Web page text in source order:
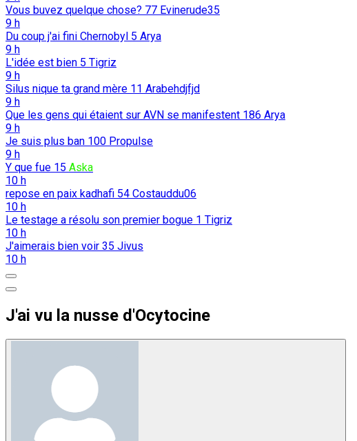
Vous buvez quelque chose? 77 Evinerude35
9 h
Du coup j'ai fini Chernobyl 5 Arya
9 h
L'idée est bien 5 Tigriz
9 h
Silus nique ta grand mère 11 Arabehdjfjd
9 h
Que les gens qui étaient sur AVN se manifestent 186 Arya
9 h
Je suis plus ban 100 Propulse
9 h
Y que fue 15 Aska
10 h
repose en paix kadhafi 54 Costauddu06
10 h
Le testage a résolu son premier bogue 1 Tigriz
10 h
J'aimerais bien voir 35 Jivus
10 h
J'ai vu la nusse d'Ocytocine